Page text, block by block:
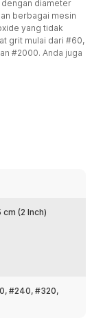
dengan diameter
berbagai mesin
yang tidak
grit mulai dari #60,
#2000. Anda juga
tetap
mampu
rata pada
rotasi tinggi.
dan
(2 Inch)
#240, #320,